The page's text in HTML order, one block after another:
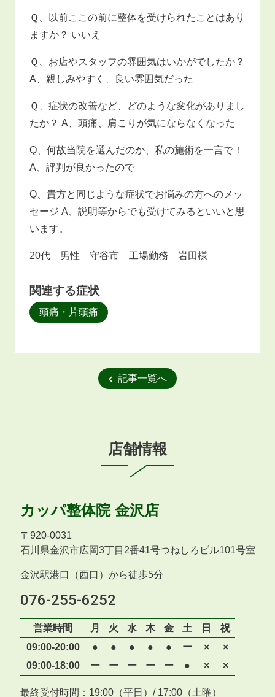
Ｑ、以前ここの前に整体を受けられたことはあり
ますか？ いいえ
Ｑ、お店やスタッフの雰囲気はいかがでしたか？
A、親しみやすく、良い雰囲気だった
Ｑ、症状の改善など、どのような変化がありまし
たか？ A、頭痛、肩こりが気にならなくなった
Q、何故当院を選んだのか、私の施術を一言で！
A、評判が良かったので
Q、貴方と同じような症状でお悩みの方へのメッ
セージ A、説明等からでも受けてみるといいと思
います。
20代 男性 守谷市 工場勤務 岩田様
関連する症状
頭痛・片頭痛
記事一覧へ
店舗情報
カッパ整体院 金沢店
〒 920-0031
石川県金沢市広岡3丁目2番41号つねしろビル101号室
金沢駅港口（西口）から徒歩5分
076-255-6252
営業時間 月 火 水 木 金 土 日
祝
09:00-20:00
● ● ● ● ● ー ×
×
09:00-18:00
ー ー ー ー ー ● × ×
最終受付時間：19:00（平日）/ 17:00（土曜）